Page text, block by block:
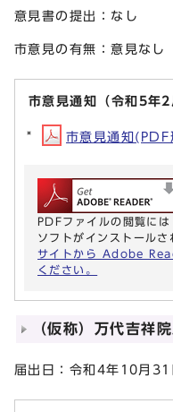
意見書の提出：なし
市意見の有無：意見なし
市意見通知（令和5年2
市意見通知
PDFファイルの閲覧に
ソフトがインストールさ
サイトから Adobe
ください。
（仮称）万代吉祥
届出日：令和4年10月31